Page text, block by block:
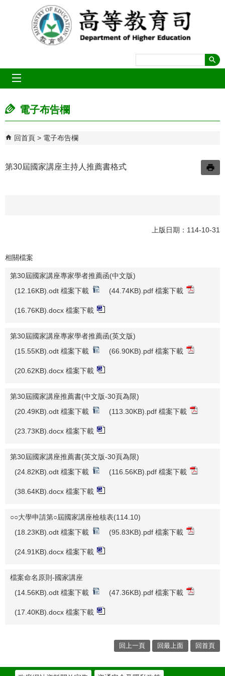
跳到主要內容區塊
電子布告欄
回首頁 電子布告欄
第30屆國家講座主持人推薦書格式
上版日期：114-10-31
相關檔案
第30屆國家講座專家學者推薦函(中文版)
(12.16KB).odt 檔案下載
(44.74KB).pdf 檔案下載
(16.76KB).docx 檔案下載
第30屆國家講座專家學者推薦函(英文版)
(15.55KB).odt 檔案下載
(66.90KB).pdf 檔案下載
(20.62KB).docx 檔案下載
第30屆國家講座推薦書(中文版-30頁為限)
(20.49KB).odt 檔案下載
(113.30KB).pdf 檔案下載
(23.73KB).docx 檔案下載
第30屆國家講座推薦書(英文版-30頁為限)
(24.82KB).odt 檔案下載
(116.56KB).pdf 檔案下載
(38.64KB).docx 檔案下載
○○大學申請第○屆國家講座檢核表(114.10)
(18.23KB).odt 檔案下載
(95.83KB).pdf 檔案下載
(24.91KB).docx 檔案下載
檔案命名原則-國家講座
(14.56KB).odt 檔案下載
(47.36KB).pdf 檔案下載
(17.40KB).docx 檔案下載
回上一頁 回最上面 回首頁